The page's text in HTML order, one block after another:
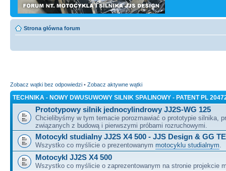
Strona główna forum
Zobacz wątki bez odpowiedzi • Zobacz aktywne wątki
TECHNIKA - NOWY DWUSUWOWY SILNIK SPALINOWY - PATENT PL
Prototypowy silnik jednocylindrowy JJ2S-WG 125
Chcielibyśmy w tym temacie porozmawiać o prototypie silnika,
związanych z budową i pierwszymi próbami rozruchowymi.
Motocykl studialny JJ2S X4 500 - JJS Design & GG
Wszystko co myślicie o prezentowanym motocyklu studialnym
Motocykl JJ2S X4 500
Wszystko co myślicie o zaprezentowanym na stronie projekcie